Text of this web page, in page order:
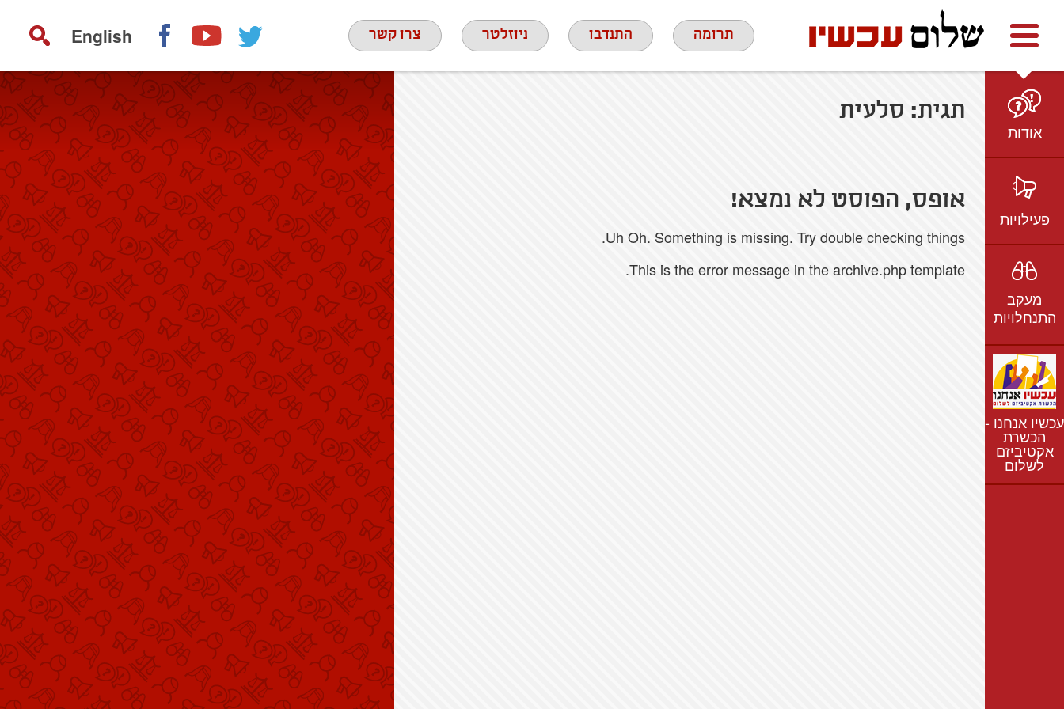
תרומה התנדבו ניוזלטר צרו קשר English Facebookyoutube twitter
אודות
הצוות
חזון ועמדות
אמיל גרינצווייג
שקיפות
פעילויות
ברשת
בתקשורת
וידאו
מעקב
התנחלויות
נתונים
חדשות
נושאים
רשימת התנחלויות
מפת התנחלויות
עכשיו אנחנו -
הכשרת
אקטיביזם
לשלום
תגית: סלעית
אופס, הפוסט לא נמצא!
Uh Oh. Something is missing. Try double checking things.
This is the error message in the archive.php template.